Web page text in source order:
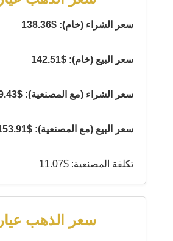
سعر الشراء (خام): $138.36
سعر البيع (خام): $142.51
سعر الشراء (مع المصنعية): $149.43
سعر البيع (مع المصنعية): $153.91
تكلفة المصنعية: $11.07
سعر الذهب عيار 21